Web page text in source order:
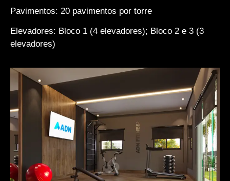
Pavimentos: 20 pavimentos por torre
Elevadores: Bloco 1 (4 elevadores); Bloco 2 e 3 (3
elevadores)